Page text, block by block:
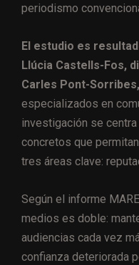
periodismo
El estudio es
Llúcia Castells-Fos,
Carles Pont-Sorribes,
especializados en
investigación se
concretos que
tres áreas clave:
Según el informe
medios es doble:
audiencias cada vez
confianza deteriorada